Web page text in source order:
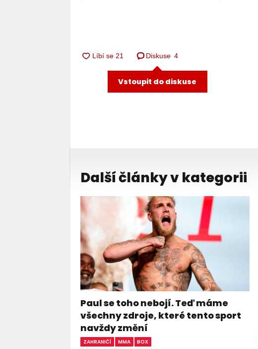
Diskuse 4
Vstoupit do diskuse
Další články v kategorii
Paul se toho nebojí. Teď máme
všechny zdroje, které tento sport
navždy změní
ZAHRANIČÍ MMA BOX